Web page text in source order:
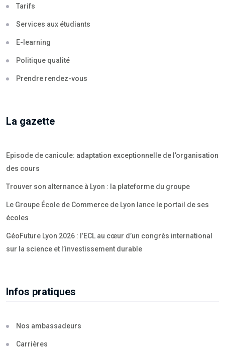
Tarifs
Services aux étudiants
E-learning
Politique qualité
Prendre rendez-vous
La gazette
Episode de canicule: adaptation exceptionnelle de l’organisation
des cours
Trouver son alternance à Lyon : la plateforme du groupe
Le Groupe École de Commerce de Lyon lance le portail de ses
écoles
GéoFuture Lyon 2026 : l’ECL au cœur d’un congrès international
sur la science et l’investissement durable
Infos pratiques
Nos ambassadeurs
Carrières